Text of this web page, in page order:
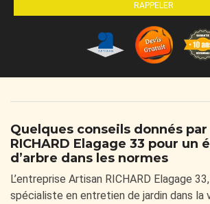
Quelques conseils donnés
RICHARD Elagage 33 pour un
d’arbre dans les normes
L’entreprise Artisan RICHARD Elagage
spécialiste en entretien de jardin dans la